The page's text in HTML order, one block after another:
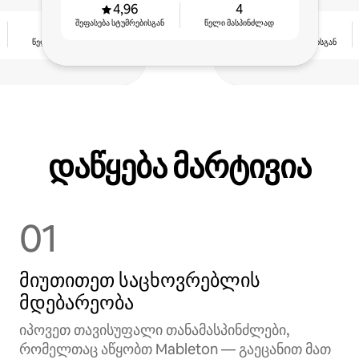
წელი მასპინძლად
4,96
შეფასება სტუმრებისგან
4
წელი მასპინძლადშემოსავლის
შეფასება სტუმრებისგან
დაწყება მარტივია
01
მიუთითეთ საცხოვრებლის
მდებარეობა
იპოვეთ თავისუფალი თანამასპინძლები,
რომელთაც აწყობთ Mableton — გაეცანით მათ